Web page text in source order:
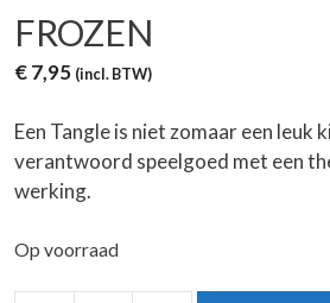
FROZEN
€7,95 (incl. BTW)
Een Tangle is niet zomaar een leuk
verantwoord speelgoed met een
werking.
Op voorraad